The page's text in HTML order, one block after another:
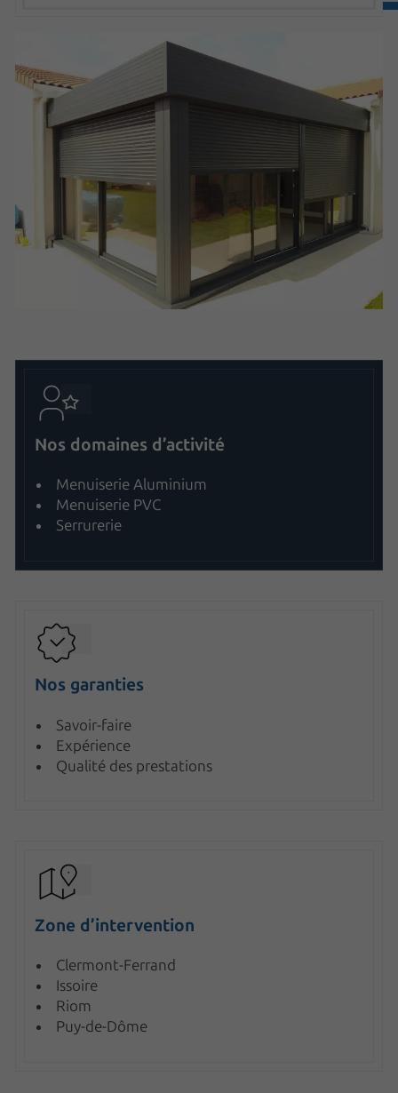
Nos domaines d’activité
Menuiserie Aluminium
Menuiserie PVC
Serrurerie
Nos garanties
Savoir-faire
Expérience
Qualité des prestations
Zone d’intervention
Clermont-Ferrand
Issoire
Riom
Puy-de-Dôme